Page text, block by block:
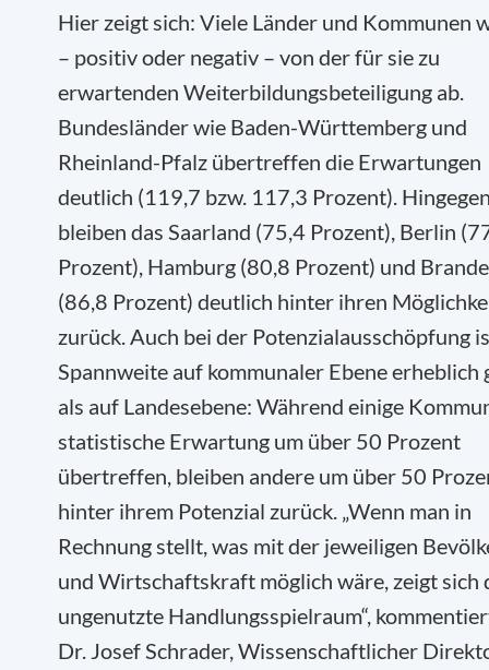
Hier zeigt sich: Viele Länder und Kommunen
– positiv oder negativ – von der für sie zu
erwartenden Weiterbildungsbeteiligung ab.
Bundesländer wie Baden-Württemberg und
Rheinland-Pfalz übertreffen die Erwartungen
deutlich (119,7 bzw. 117,3 Prozent).
bleiben das Saarland (75,4 Prozent), Berlin
Prozent), Hamburg (80,8 Prozent) und
(86,8 Prozent) deutlich hinter ihren
zurück. Auch bei der Potenzialausschöpfung
Spannweite auf kommunaler Ebene erheblich
als auf Landesebene: Während einige
statistische Erwartung um über 50 Prozent
übertreffen, bleiben andere um über 50
hinter ihrem Potenzial zurück. „Wenn man in
Rechnung stellt, was mit der jeweiligen
und Wirtschaftskraft möglich wäre, zeigt sich
ungenutzte Handlungsspielraum“,
Dr. Josef Schrader, Wissenschaftlicher